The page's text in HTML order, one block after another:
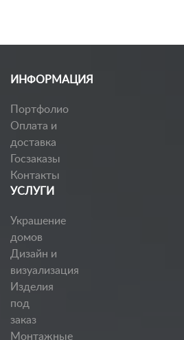
ИНФОРМАЦИЯ
Портфолио
Оплата и
доставка
Госзаказы
Контакты
УСЛУГИ
Украшение
домов
Дизайн и
визуализация
Изделия
под
заказ
Монтажные